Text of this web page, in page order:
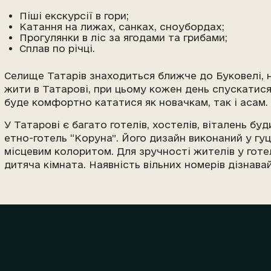
Піші екскурсії в гори;
Катання на лижах, санках, сноубордах;
Прогулянки в ліс за ягодами та грибами;
Сплав по річці.
Селище Татарів знаходиться ближче до
жити в Татарові, при цьому кожен день
буде комфортно кататися як новачкам, так і асам.
У Татарові є багато готелів, хостелів, віталень
етно-готель “Коруна”. Його дизайн виконаний у
місцевим колоритом. Для зручності жителів у
дитяча кімната. Наявність вільних номерів